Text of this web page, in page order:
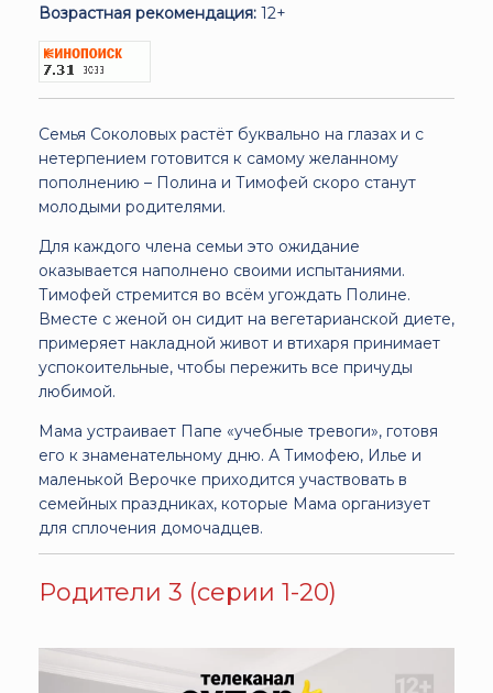
Возрастная рекомендация: 12+
Семья Соколовых растёт буквально на глазах и с
нетерпением готовится к самому желанному
пополнению – Полина и Тимофей скоро станут
молодыми родителями.
Для каждого члена семьи это ожидание
оказывается наполнено своими испытаниями.
Тимофей стремится во всём угождать Полине.
Вместе с женой он сидит на вегетарианской диете,
примеряет накладной живот и втихаря принимает
успокоительные, чтобы пережить все причуды
любимой.
Мама устраивает Папе «учебные тревоги», готовя
его к знаменательному дню. А Тимофею, Илье и
маленькой Верочке приходится участвовать в
семейных праздниках, которые Мама организует
для сплочения домочадцев.
Родители 3 (серии 1-20)